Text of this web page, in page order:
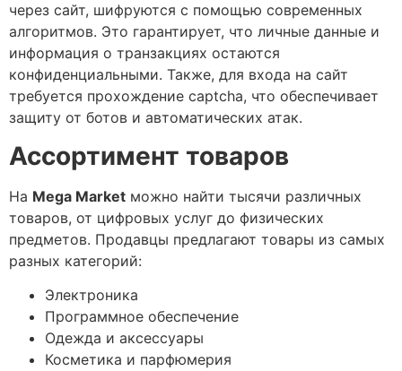
через сайт, шифруются с помощью современных
алгоритмов. Это гарантирует, что личные данные и
информация о транзакциях остаются
конфиденциальными. Также, для входа на сайт
требуется прохождение captcha, что обеспечивает
защиту от ботов и автоматических атак.
Ассортимент товаров
На Mega Market можно найти тысячи различных
товаров, от цифровых услуг до физических
предметов. Продавцы предлагают товары из самых
разных категорий:
Электроника
Программное обеспечение
Одежда и аксессуары
Косметика и парфюмерия